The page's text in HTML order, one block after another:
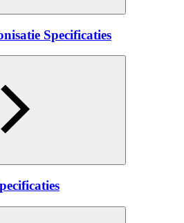
Specificaties